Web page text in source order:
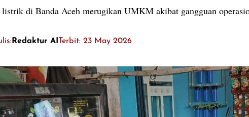
listrik di Banda Aceh merugikan UMKM akibat gangguan
Redaktur AI Terbit: 23 May 2026